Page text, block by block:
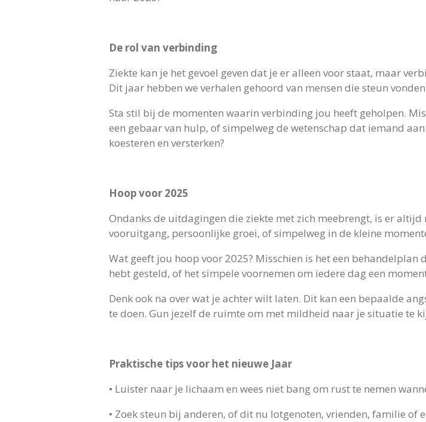
De rol van verbinding
Ziekte kan je het gevoel geven dat je er alleen voor staat, maar
Dit jaar hebben we verhalen gehoord van mensen die steun
Sta stil bij de momenten waarin verbinding jou heeft geholpen.
een gebaar van hulp, of simpelweg de wetenschap dat iemand
koesteren en versterken?
Hoop voor 2025
Ondanks de uitdagingen die ziekte met zich meebrengt, is er
vooruitgang, persoonlijke groei, of simpelweg in de kleine
Wat geeft jou hoop voor 2025? Misschien is het een
hebt gesteld, of het simpele voornemen om iedere dag een
Denk ook na over wat je achter wilt laten. Dit kan een bepaalde
te doen. Gun jezelf de ruimte om met mildheid naar je situatie te
Praktische tips voor het nieuwe Jaar
• Luister naar je lichaam en wees niet bang om rust te nemen
• Zoek steun bij anderen, of dit nu lotgenoten, vrienden, familie of